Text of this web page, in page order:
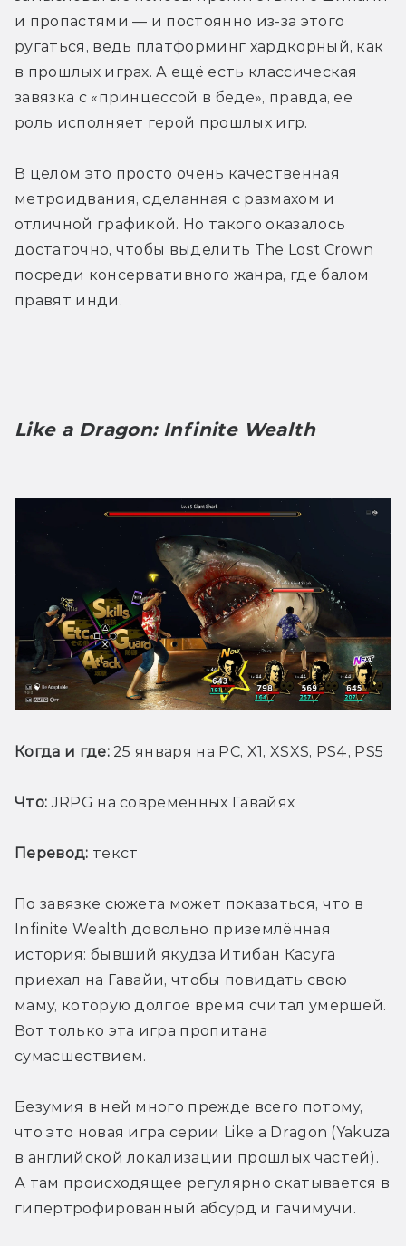
и пропастями — и постоянно из-за этого
ругаться, ведь платформинг хардкорный, как
в прошлых играх. А ещё есть классическая
завязка с «принцессой в беде», правда, её
роль исполняет герой прошлых игр.
В целом это просто очень качественная
метроидвания, сделанная с размахом и
отличной графикой. Но такого оказалось
достаточно, чтобы выделить The Lost Crown
посреди консервативного жанра, где балом
правят инди.
Like a Dragon: Infinite Wealth
Когда и где: 25 января на PC, X1, XSXS, PS4, PS5
Что: JRPG на современных Гавайях
Перевод: текст
По завязке сюжета может показаться, что в
Infinite Wealth довольно приземлённая
история: бывший якудза Итибан Касуга
приехал на Гавайи, чтобы повидать свою
маму, которую долгое время считал умершей.
Вот только эта игра пропитана
сумасшествием.
Безумия в ней много прежде всего потому,
что это новая игра серии Like a Dragon (Yakuza
в английской локализации прошлых частей).
А там происходящее регулярно скатывается в
гипертрофированный абсурд и гачимучи.